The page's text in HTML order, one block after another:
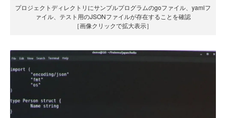
プロジェクトディレクトリにサンプルプログラムのgoファイル、yamlフ
ァイル、テスト用のJSONファイルが存在することを確認
［画像クリックで拡大表示］